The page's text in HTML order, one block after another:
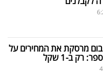
מרסקת את המחירים על
רק ב-1 שקל